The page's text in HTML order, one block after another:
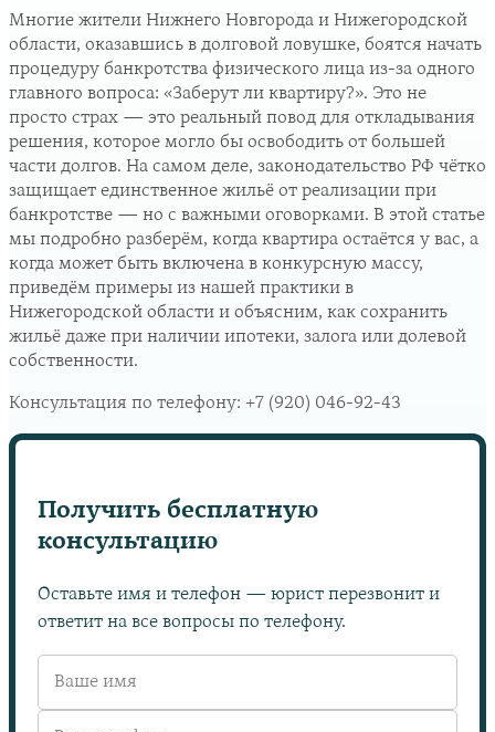
Многие жители Нижнего Новгорода и Нижегородской
области, оказавшись в долговой ловушке, боятся начать
процедуру банкротства физического лица из-за одного
главного вопроса: «Заберут ли квартиру?». Это не
просто страх — это реальный повод для откладывания
решения, которое могло бы освободить от большей
части долгов. На самом деле, законодательство РФ чётко
защищает единственное жильё от реализации при
банкротстве — но с важными оговорками. В этой статье
мы подробно разберём, когда квартира остаётся у вас, а
когда может быть включена в конкурсную массу,
приведём примеры из нашей практики в
Нижегородской области и объясним, как сохранить
жильё даже при наличии ипотеки, залога или долевой
собственности.
Консультация по телефону: +7 (920) 046-92-43
Получить бесплатную
консультацию
Оставьте имя и телефон — юрист перезвонит и
ответит на все вопросы по телефону.